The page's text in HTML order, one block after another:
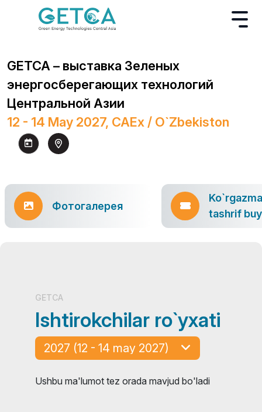
GETCA – выставка Зеленых
энергосберегающих технологий
Центральной Азии
12 - 14 May 2027, CAEx / O`zbekiston
Фотогалерея
tashrif
GETCA
Ishtirokchilar ro`yxati
2027 (12 - 14 may 2027)
Ushbu ma'lumot tez orada mavjud bo'ladi